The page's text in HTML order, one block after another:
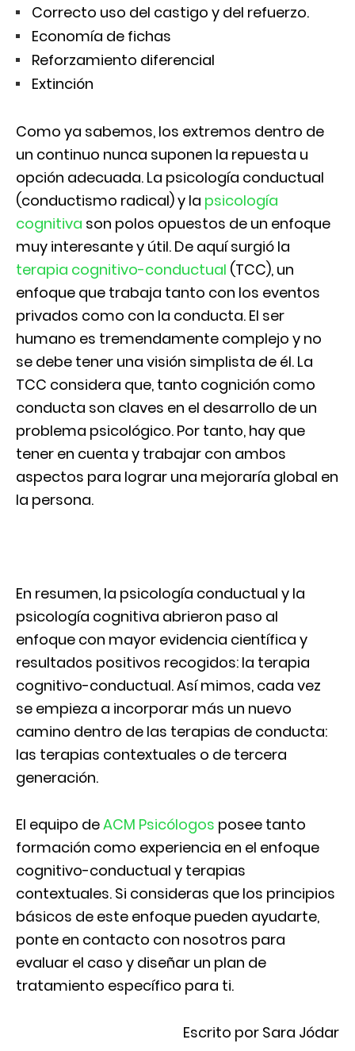
Correcto uso del castigo y del refuerzo.
Economía de fichas
Reforzamiento diferencial
Extinción
Como ya sabemos, los extremos dentro de
un continuo nunca suponen la repuesta u
opción adecuada. La psicología conductual
(conductismo radical) y la psicología
cognitiva son polos opuestos de un enfoque
muy interesante y útil. De aquí surgió la
terapia cognitivo-conductual (TCC), un
enfoque que trabaja tanto con los eventos
privados como con la conducta. El ser
humano es tremendamente complejo y no
se debe tener una visión simplista de él. La
TCC considera que, tanto cognición como
conducta son claves en el desarrollo de un
problema psicológico. Por tanto, hay que
tener en cuenta y trabajar con ambos
aspectos para lograr una mejoraría global en
la persona.
En resumen, la psicología conductual y la
psicología cognitiva abrieron paso al
enfoque con mayor evidencia científica y
resultados positivos recogidos: la terapia
cognitivo-conductual. Así mimos, cada vez
se empieza a incorporar más un nuevo
camino dentro de las terapias de conducta:
las terapias contextuales o de tercera
generación.
El equipo deACM Psicólogos posee tanto
formación como experiencia en el enfoque
cognitivo-conductual y terapias
contextuales. Si consideras que los principios
básicos de este enfoque pueden ayudarte,
ponte en contacto con nosotros para
evaluar el caso y diseñar un plan de
tratamiento específico para ti.
Escrito por Sara Jódar